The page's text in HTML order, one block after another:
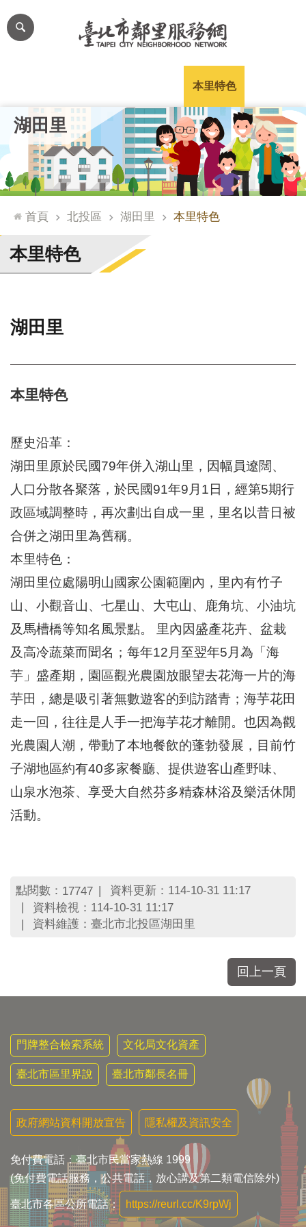
跳到主要內容區塊
網
站
台
通
臺
北
市
門
整
檢
索
統
文
化
局
化
資
產
北
市
區
里
界
說
臺
北
市
鄰
長
冊
湖田里
本里特色
首頁 北投區 湖田里 本里特色
本里特色
湖田里
本里特色
歷史沿革：
湖田里原於民國79年併入湖山里，因幅員遼闊、
人口分散各聚落，於民國91年9月1日，經第5期行
政區域調整時，再次劃出自成一里，里名以昔日被
合併之湖田里為舊稱。
本里特色：
湖田里位處陽明山國家公園範圍內，里內有竹子
山、小觀音山、七星山、大屯山、鹿角坑、小油坑
及馬槽橋等知名風景點。 里內因盛產花卉、盆栽
及高冷蔬菜而聞名；每年12月至翌年5月為「海
芋」盛產期，園區觀光農園放眼望去花海一片的海
芋田，總是吸引著無數遊客的到訪踏青；海芋花田
走一回，往往是人手一把海芋花才離開。也因為觀
光農園人潮，帶動了本地餐飲的蓬勃發展，目前竹
子湖地區約有40多家餐廳、提供遊客山產野味、
山泉水泡茶、享受大自然芬多精森林浴及樂活休閒
活動。
點閱數： 17747
資料更新：114-10-31 11:17
資料檢視：114-10-31 11:17
資料維護：臺北市北投區湖田里
回上一頁
門牌整合檢索系統 文化局文化資產
臺北市區里界說 臺北市鄰長名冊
政府網站資料開放宣告 隱私權及資訊安全
免付費電話：臺北市民當家熱線 1999
(免付費電話服務，公共電話，放心講及第二類電信除外)
臺北市各區公所電話： https://reurl.cc/K9rpWj